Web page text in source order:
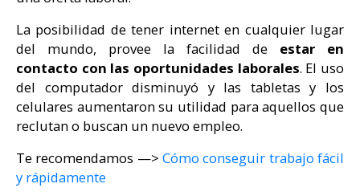
La posibilidad de tener internet en cualquier lugar
del mundo, provee la facilidad de estar en
contacto con las oportunidades laborales. El uso
del computador disminuyó y las tabletas y los
celulares aumentaron su utilidad para aquellos que
reclutan o buscan un nuevo empleo.
Te recomendamos —> Cómo conseguir trabajo fácil
y rápidamente